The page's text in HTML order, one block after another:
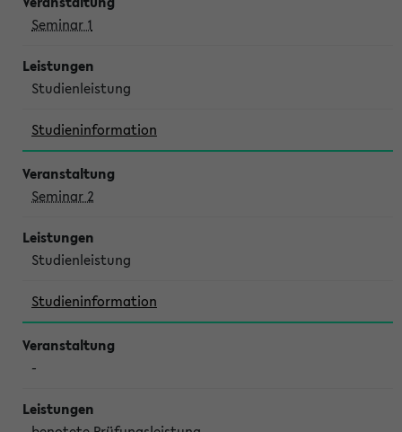
Seminar 1
Studienleistung
Studieninformation
Seminar 2
Studienleistung
Studieninformation
-